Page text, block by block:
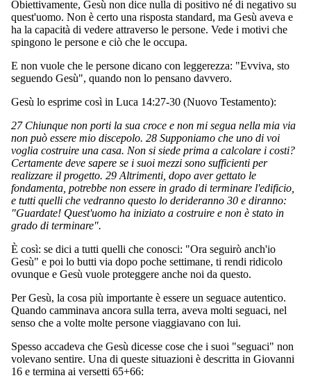
Obiettivamente, Gesù non dice nulla di positivo né di negativo su
quest'uomo. Non è certo una risposta standard, ma Gesù aveva e
ha la capacità di vedere attraverso le persone. Vede i motivi che
spingono le persone e ciò che le occupa.
E non vuole che le persone dicano con leggerezza: "Evviva, sto
seguendo Gesù", quando non lo pensano davvero.
Gesù lo esprime così in Luca 14:27-30 (Nuovo Testamento):
27 Chiunque non porti la sua croce e non mi segua nella mia via
non può essere mio discepolo. 28 Supponiamo che uno di voi
voglia costruire una casa. Non si siede prima a calcolare i costi?
Certamente deve sapere se i suoi mezzi sono sufficienti per
realizzare il progetto. 29 Altrimenti, dopo aver gettato le
fondamenta, potrebbe non essere in grado di terminare l'edificio,
e tutti quelli che vedranno questo lo derideranno 30 e diranno:
"Guardate! Quest'uomo ha iniziato a costruire e non è stato in
grado di terminare".
È così: se dici a tutti quelli che conosci: "Ora seguirò anch'io
Gesù" e poi lo butti via dopo poche settimane, ti rendi ridicolo
ovunque e Gesù vuole proteggere anche noi da questo.
Per Gesù, la cosa più importante è essere un seguace autentico.
Quando camminava ancora sulla terra, aveva molti seguaci, nel
senso che a volte molte persone viaggiavano con lui.
Spesso accadeva che Gesù dicesse cose che i suoi "seguaci" non
volevano sentire. Una di queste situazioni è descritta in Giovanni
16 e termina ai versetti 65+66: